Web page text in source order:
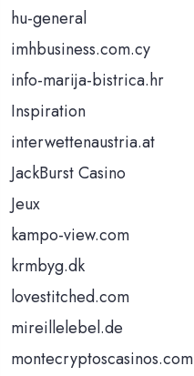
hu-general
imhbusiness.com.cy
info-marija-bistrica.hr
Inspiration
interwettenaustria.at
JackBurst Casino
Jeux
kampo-view.com
krmbyg.dk
lovestitched.com
mireillelebel.de
montecryptoscasinos.com